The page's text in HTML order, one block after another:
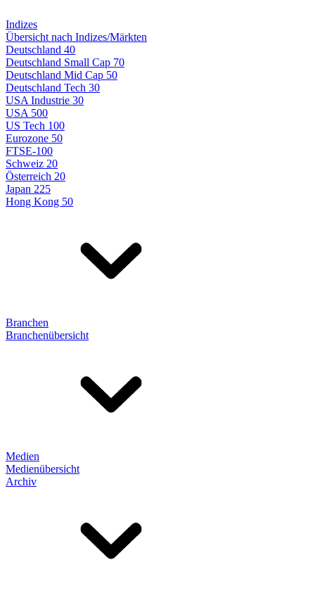
Indizes
Übersicht nach Indizes/Märkten
Deutschland 40
Deutschland Small Cap 70
Deutschland Mid Cap 50
Deutschland Tech 30
USA Industrie 30
USA 500
US Tech 100
Eurozone 50
FTSE-100
Schweiz 20
Österreich 20
Japan 225
Hong Kong 50
Branchen
Branchenübersicht
Medien
Medienübersicht
Archiv